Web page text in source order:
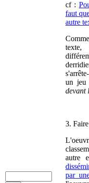
cf :
faut
autre
texte,
un jeu
devant
3.
autre
par